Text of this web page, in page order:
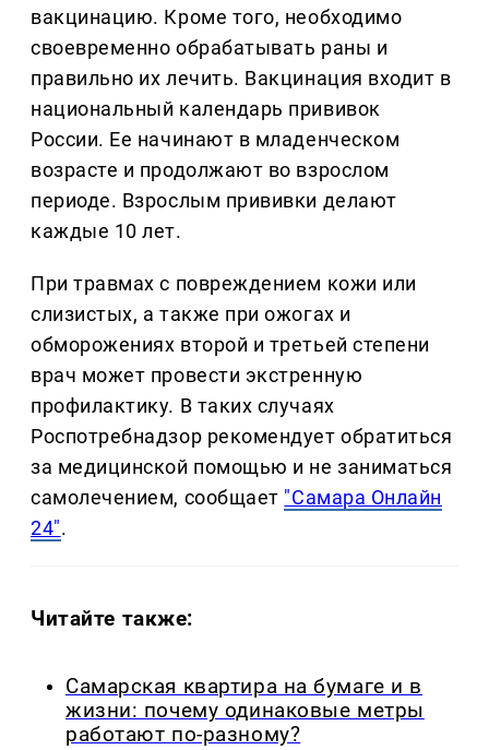
вакцинацию. Кроме того, необходимо
своевременно обрабатывать раны и
правильно их лечить. Вакцинация входит в
национальный календарь прививок
России. Ее начинают в младенческом
возрасте и продолжают во взрослом
периоде. Взрослым прививки делают
каждые 10 лет.
При травмах с повреждением кожи или
слизистых, а также при ожогах и
обморожениях второй и третьей степени
врач может провести экстренную
профилактику. В таких случаях
Роспотребнадзор рекомендует обратиться
за медицинской помощью и не заниматься
самолечением, сообщает "Самара Онлайн
24".
Читайте также:
Самарская квартира на бумаге и в
жизни: почему одинаковые метры
работают по-разному?